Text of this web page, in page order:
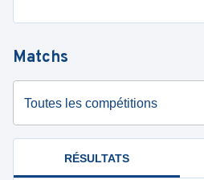
Matchs
Toutes les compétitions
RÉSULTATS